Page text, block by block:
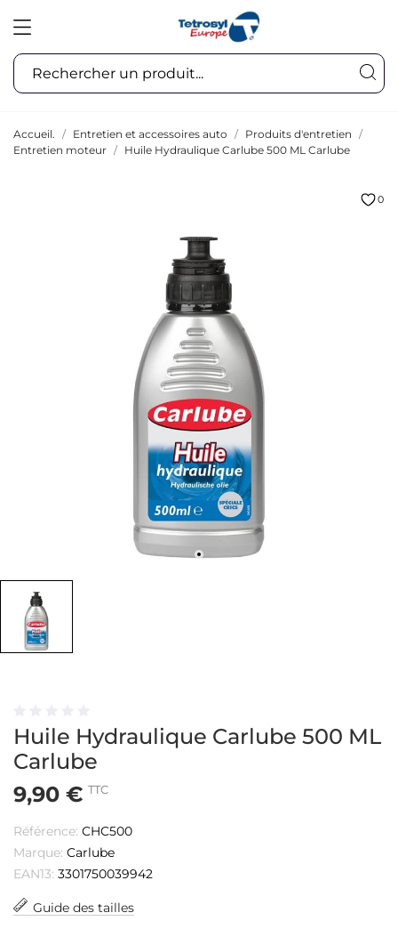
Accueil. Entretien et accessoires auto
Produits d'entretien
Entretien moteur
Huile Hydraulique Carlube 500 ML Carlube
0
Huile Hydraulique Carlube 500 ML
Carlube
9,90 € TTC
Référence: CHC500
Marque: Carlube
EAN13: 3301750039942
Guide des tailles